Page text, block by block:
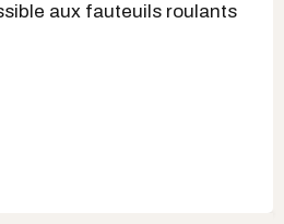
aux fauteuils roulants